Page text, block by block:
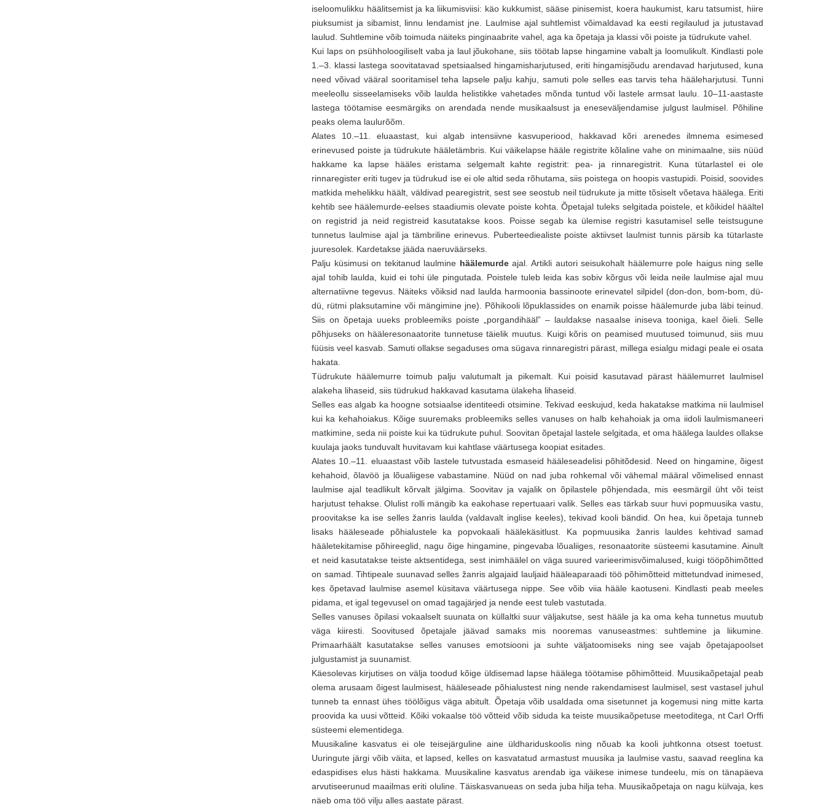
iseloomulikku häälitsemist ja ka liikumisviisi: käo kukkumist, sääse pinisemist, koera haukumist, karu tatsumist, hiire
piuksumist ja sibamist, linnu lendamist jne. Laulmise ajal suhtlemist võimaldavad ka eesti regilaulud ja jutustavad
laulud. Suhtlemine võib toimuda näiteks pinginaabrite vahel, aga ka õpetaja ja klassi või poiste ja tüdrukute vahel.
Kui laps on psühholoogiliselt vaba ja laul jõukohane, siis töötab lapse hingamine vabalt ja loomulikult. Kindlasti pole
1.–3. klassi lastega soovitatavad spetsiaalsed hingamisharjutused, eriti hingamisjõudu arendavad harjutused, kuna
need võivad vääral sooritamisel teha lapsele palju kahju, samuti pole selles eas tarvis teha hääleharjutusi. Tunni
meeleollu sisseelamiseks võib laulda helistikke vahetades mõnda tuntud või lastele armsat laulu. 10–11-aastaste
lastega töötamise eesmärgiks on arendada nende musikaalsust ja eneseväljendamise julgust laulmisel. Põhiline
peaks olema laulurõõm.
Alates 10.–11. eluaastast, kui algab intensiivne kasvuperiood, hakkavad kõri arenedes ilmnema esimesed
erinevused poiste ja tüdrukute hääletämbris. Kui väikelapse hääle registrite kõlaline vahe on minimaalne, siis nüüd
hakkame ka lapse hääles eristama selgemalt kahte registrit: pea- ja rinnaregistrit. Kuna tütarlastel ei ole
rinnaregister eriti tugev ja tüdrukud ise ei ole altid seda rõhutama, siis poistega on hoopis vastupidi. Poisid, soovides
matkida mehelikku häält, väldivad pearegistrit, sest see seostub neil tüdrukute ja mitte tõsiselt võetava häälega. Eriti
kehtib see häälemurde-eelses staadiumis olevate poiste kohta. Õpetajal tuleks selgitada poistele, et kõikidel häältel
on registrid ja neid registreid kasutatakse koos. Poisse segab ka ülemise registri kasutamisel selle teistsugune
tunnetus laulmise ajal ja tämbriline erinevus. Puberteediealiste poiste aktiivset laulmist tunnis pärsib ka tütarlaste
juuresolek. Kardetakse jääda naeruväärseks.
Palju küsimusi on tekitanud laulmine häälemurdeajal. Artikli autori seisukohalt häälemurre pole haigus ning selle
ajal tohib laulda, kuid ei tohi üle pingutada. Poistele tuleb leida kas sobiv kõrgus või leida neile laulmise ajal muu
alternatiivne tegevus. Näiteks võiksid nad laulda harmoonia bassinoote erinevatel silpidel (don-don, bom-bom, dü-
dü, rütmi plaksutamine või mängimine jne). Põhikooli lõpuklassides on enamik poisse häälemurde juba läbi teinud.
Siis on õpetaja uueks probleemiks poiste „porgandihääl” – lauldakse nasaalse iniseva tooniga, kael õieli. Selle
põhjuseks on hääleresonaatorite tunnetuse täielik muutus. Kuigi kõris on peamised muutused toimunud, siis muu
füüsis veel kasvab. Samuti ollakse segaduses oma sügava rinnaregistri pärast, millega esialgu midagi peale ei osata
hakata.
Tüdrukute häälemurre toimub palju valutumalt ja pikemalt. Kui poisid kasutavad pärast häälemurret laulmisel
alakeha lihaseid, siis tüdrukud hakkavad kasutama ülakeha lihaseid.
Selles eas algab ka hoogne sotsiaalse identiteedi otsimine. Tekivad eeskujud, keda hakatakse matkima nii laulmisel
kui ka kehahoiakus. Kõige suuremaks probleemiks selles vanuses on halb kehahoiak ja oma iidoli laulmismaneeri
matkimine, seda nii poiste kui ka tüdrukute puhul. Soovitan õpetajal lastele selgitada, et oma häälega lauldes ollakse
kuulaja jaoks tunduvalt huvitavam kui kahtlase väärtusega koopiat esitades.
Alates 10.–11. eluaastast võib lastele tutvustada esmaseid hääleseadelisi põhitõdesid. Need on hingamine, õigest
kehahoid, õlavöö ja lõualiigese vabastamine. Nüüd on nad juba rohkemal või vähemal määral võimelised ennast
laulmise ajal teadlikult kõrvalt jälgima. Soovitav ja vajalik on õpilastele põhjendada, mis eesmärgil üht või teist
harjutust tehakse. Olulist rolli mängib ka eakohase repertuaari valik. Selles eas tärkab suur huvi popmuusika vastu,
proovitakse ka ise selles žanris laulda (valdavalt inglise keeles), tekivad kooli bändid. On hea, kui õpetaja tunneb
lisaks hääleseade põhialustele ka popvokaali häälekäsitlust. Ka popmuusika žanris lauldes kehtivad samad
hääletekitamise põhireeglid, nagu õige hingamine, pingevaba lõualiiges, resonaatorite süsteemi kasutamine. Ainult
et neid kasutatakse teiste aktsentidega, sest inimhäälel on väga suured varieerimisvõimalused, kuigi tööpõhimõtted
on samad. Tihtipeale suunavad selles žanris algajaid lauljaid hääleaparaadi töö põhimõtteid mittetundvad inimesed,
kes õpetavad laulmise asemel küsitava väärtusega nippe. See võib viia hääle kaotuseni. Kindlasti peab meeles
pidama, et igal tegevusel on omad tagajärjed ja nende eest tuleb vastutada.
Selles vanuses õpilasi vokaalselt suunata on küllaltki suur väljakutse, sest hääle ja ka oma keha tunnetus muutub
väga kiiresti. Soovitused õpetajale jäävad samaks mis nooremas vanuseastmes: suhtlemine ja liikumine.
Primaarhäält kasutatakse selles vanuses emotsiooni ja suhte väljatoomiseks ning see vajab õpetajapoolset
julgustamist ja suunamist.
Käesolevas kirjutises on välja toodud kõige üldisemad lapse häälega töötamise põhimõtteid. Muusikaõpetajal peab
olema arusaam õigest laulmisest, hääleseade põhialustest ning nende rakendamisest laulmisel, sest vastasel juhul
tunneb ta ennast ühes töölõigus väga abitult. Õpetaja võib usaldada oma sisetunnet ja kogemusi ning mitte karta
proovida ka uusi võtteid. Kõiki vokaalse töö võtteid võib siduda ka teiste muusikaõpetuse meetoditega, nt Carl Orffi
süsteemi elementidega.
Muusikaline kasvatus ei ole teisejärguline aine üldhariduskoolis ning nõuab ka kooli juhtkonna otsest toetust.
Uuringute järgi võib väita, et lapsed, kelles on kasvatatud armastust muusika ja laulmise vastu, saavad reeglina ka
edaspidises elus hästi hakkama. Muusikaline kasvatus arendab iga väikese inimese tundeelu, mis on tänapäeva
arvutiseerunud maailmas eriti oluline. Täiskasvanueas on seda juba hilja teha. Muusikaõpetaja on nagu külvaja, kes
näeb oma töö vilju alles aastate pärast.